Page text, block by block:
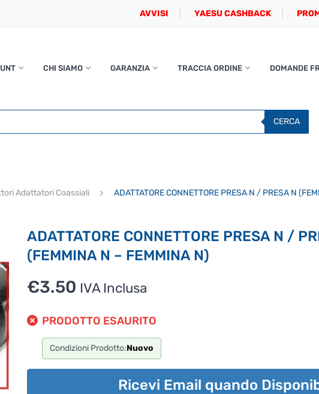
AVVISI YAESU CASHBACK
CHI SIAMO GARANZIA TRACCIA ORDINE DOMANDE
CERCA
Adattatori Coassiali ADATTATORE CONNETTORE PRESA N / PRESA N
ADATTATORE CONNETTORE PRESA N /
(FEMMINA N – FEMMINA N)
€3.50 IVA Inclusa
PRODOTTO ESAURITO
Condizioni Prodotto:Nuovo
Ricevi Email quando